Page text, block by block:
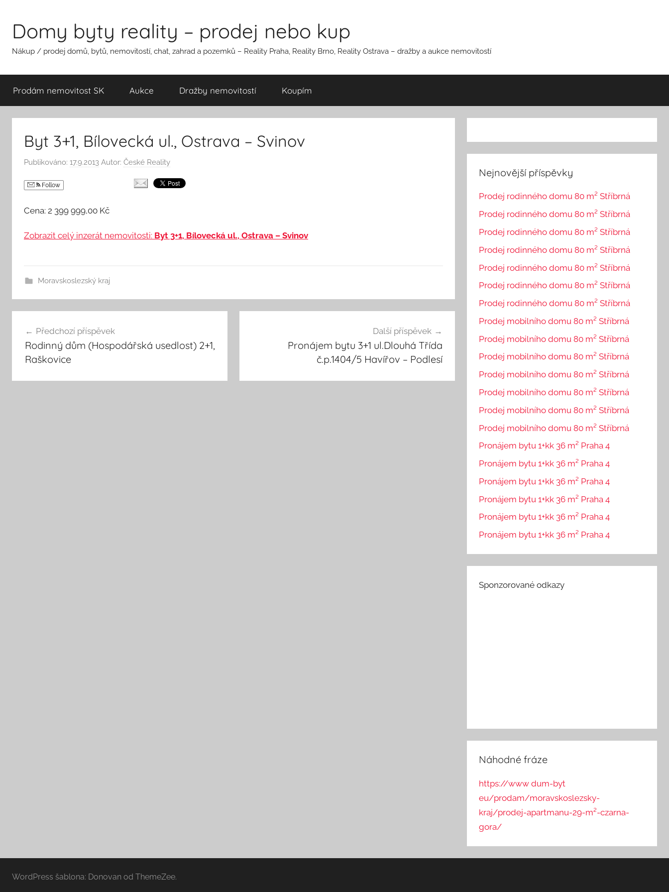
obsahu
Domy byty reality – prodej nebo kup
Nákup / prodej domů, bytů, nemovitostí, chat, zahrad a pozemků – Reality Praha, Reality Brno, Reality Ostrava – dražby a aukce nemovitostí
Prodám nemovitost SK Aukce Dražby nemovitostí Koupím
Byt 3+1, Bílovecká ul., Ostrava – Svinov
Publikováno: 17.9.2013 Autor: České Reality
Follow
Cena: 2 399 999,00 Kč
Zobrazit celý inzerát nemovitosti: Byt 3+1, Bílovecká ul., Ostrava – Svinov
Moravskoslezský kraj
Navigace
pro
Předchozí příspěvek
Rodinný dům (Hospodářská usedlost) 2+1,
Raškovice
Další příspěvek
Pronájem bytu 3+1 ul.Dlouhá Třída
č.p.1404/5 Havířov – Podlesí
Nejnovější příspěvky
Prodej rodinného domu 80 m² Stříbrná
Prodej rodinného domu 80 m² Stříbrná
Prodej rodinného domu 80 m² Stříbrná
Prodej rodinného domu 80 m² Stříbrná
Prodej rodinného domu 80 m² Stříbrná
Prodej rodinného domu 80 m² Stříbrná
Prodej rodinného domu 80 m² Stříbrná
Prodej mobilního domu 80 m² Stříbrná
Prodej mobilního domu 80 m² Stříbrná
Prodej mobilního domu 80 m² Stříbrná
Prodej mobilního domu 80 m² Stříbrná
Prodej mobilního domu 80 m² Stříbrná
Prodej mobilního domu 80 m² Stříbrná
Prodej mobilního domu 80 m² Stříbrná
Pronájem bytu 1+kk 36 m² Praha 4
Pronájem bytu 1+kk 36 m² Praha 4
Pronájem bytu 1+kk 36 m² Praha 4
Pronájem bytu 1+kk 36 m² Praha 4
Pronájem bytu 1+kk 36 m² Praha 4
Pronájem bytu 1+kk 36 m² Praha 4
Sponzorované odkazy
Náhodné fráze
https://www dum-byt
eu/prodam/moravskoslezsky-
kraj/prodej-apartmanu-29-m²-czarna-
gora/
WordPress šablona: Donovan od ThemeZee.